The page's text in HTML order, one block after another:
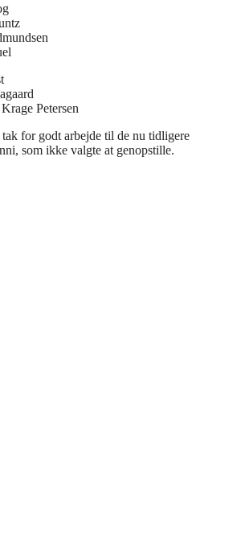
Petersen
for godt arbejde til de nu tidligere
som ikke valgte at genopstille.